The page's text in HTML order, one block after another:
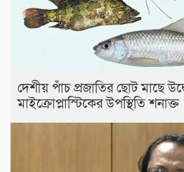
দেশীয় পাঁচ প্রজাতির ছোট মাছে
মাইক্রোপ্লাস্টিকের উপস্থিতি শনাক্ত